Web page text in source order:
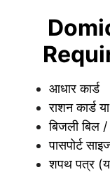
आधार कार्ड
राशन कार्ड
बिजली बिल /
पासपोर्ट
शपथ पत्र